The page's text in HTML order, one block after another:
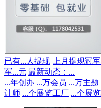
已有... 人提现 上月提现冠军
军...元 最新动态：
...年创办 ...万会员 ...万主题
计师 ...个展览工厂 ...个展